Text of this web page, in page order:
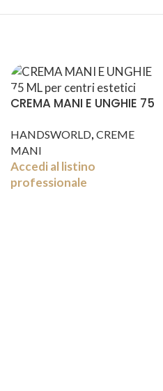
CREMA MANI E UNGHIE 75
HANDSWORLD, CREME
MANI
Accedi al listino
professionale